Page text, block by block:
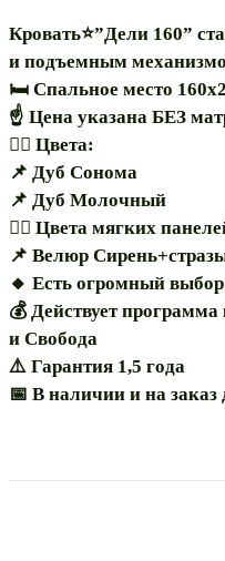
Кровать⭐”Дели 160”
и подъемным
🛏 Спальное место
☝️ Цена указана БЕЗ
🏳️‍🌈 Цвета:
📌 Дуб Сонома
📌 Дуб Молочный
🏳️‍🌈 Цвета мягких
📌 Велюр
🔸️ Есть огромный
💰 Действует
и Свобода
⚠️ Гарантия 1,5 года
📅 В наличии и на заказ